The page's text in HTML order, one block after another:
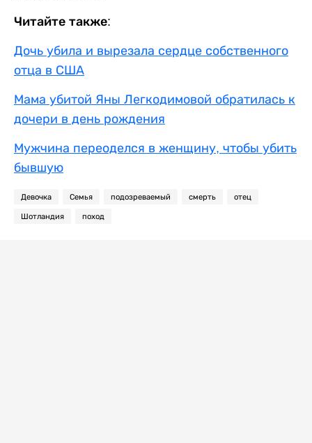
Читайте также:
Дочь убила и вырезала сердце собственного
отца в США
Мама убитой Яны Легкодимовой обратилась к
дочери в день рождения
Мужчина переоделся в женщину, чтобы убить
бывшую
Девочка Семья подозреваемый смерть отец
Шотландия поход